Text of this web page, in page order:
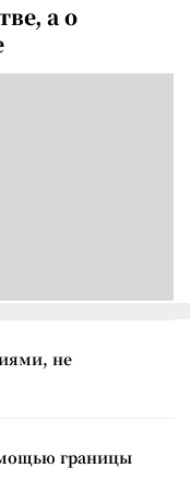
а о
не
границы